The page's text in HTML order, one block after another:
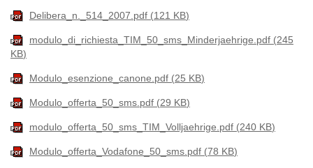
Delibera_n._514_2007.pdf 121 KB
modulo_di_richiesta_TIM_50_sms_Minderjaehrige.pdf
245
KB
Modulo_esenzione_canone.pdf 25 KB
Modulo_offerta_50_sms.pdf 29 KB
modulo_offerta_50_sms_TIM_Volljaehrige.pdf 240 KB
Modulo_offerta_Vodafone_50_sms.pdf 78 KB